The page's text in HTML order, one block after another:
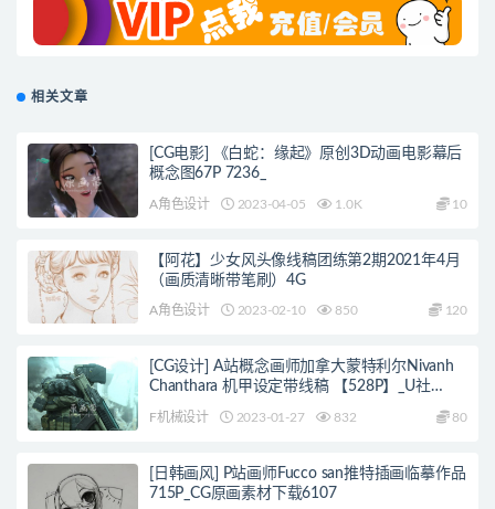
相关文章
[CG电影] 《白蛇：缘起》原创3D动画电影幕后
概念图67P 7236_
A角色设计 2023-04-05 1.0K 10
【阿花】少女风头像线稿团练第2期2021年4月
（画质清晰带笔刷）4G
A角色设计 2023-02-10 850 120
[CG设计] A站概念画师加拿大蒙特利尔Nivanh
Chanthara 机甲设定带线稿 【528P】_U社
_7148
F机械设计 2023-01-27 832 80
[日韩画风] P站画师Fucco san推特插画临摹作品
715P_CG原画素材下载6107